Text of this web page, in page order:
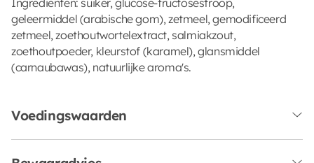
geleermiddel (arabische gom), zetmeel, gemodificeerd
zetmeel, zoethoutwortelextract, salmiakzout,
zoethoutpoeder, kleurstof (karamel), glansmiddel
(carnaubawas), natuurlijke aroma's.
Voedingswaarden